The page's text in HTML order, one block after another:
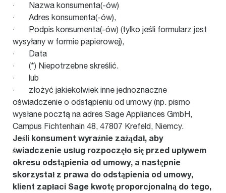
· Nazwa konsumenta(-ów)
· Adres konsumenta(-ów),
· Podpis konsumenta(-ów) (tylko jeśli formularz jest
wysyłany w formie papierowej),
· Data
· (*) Niepotrzebne skreślić.
· lub
· złożyć jakiekolwiek inne jednoznaczne
oświadczenie o odstąpieniu od umowy (np. pismo
wysłane pocztą na adres Sage Appliances GmbH,
Campus Fichtenhain 48, 47807 Krefeld, Niemcy.
Jeśli konsument wyraźnie zażądał, aby
świadczenie usług rozpoczęło się przed upływem
okresu odstąpienia od umowy, a następnie
skorzystał z prawa do odstąpienia od umowy,
klient zapłaci Sage kwotę proporcjonalną do tego,